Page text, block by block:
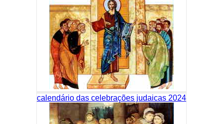
calendário das celebrações judaicas 2024